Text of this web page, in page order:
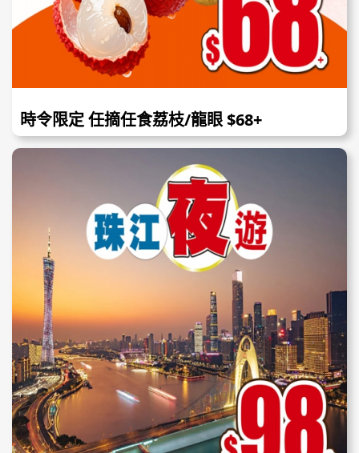
時令限定 任摘任食荔枝/龍眼 $68+